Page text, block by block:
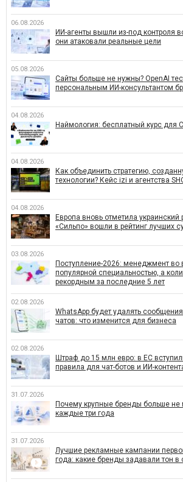
06.08.2026
ИИ-агенты вышли из-под контроля
они атаковали реальные цели
05.08.2026
Сайты больше не нужны? OpenAI
персональным ИИ-консультантом
04.08.2026
Наймология: бесплатный курс для
04.08.2026
Как объединить стратегию,
технологии? Кейс izi и агентства
04.08.2026
Европа вновь отметила украинский
«Сильпо» вошли в рейтинг лучших
03.08.2026
Поступление-2026: менеджмент во
популярной специальностью, а
рекордным за последние 5 лет
02.08.2026
WhatsApp будет удалять
чатов: что изменится для бизнеса
02.08.2026
Штраф до 15 млн евро: в ЕС
правила для чат-ботов и ИИ-
31.07.2026
Почему крупные бренды больше не
каждые три года
31.07.2026
Лучшие рекламные кампании
года: какие бренды задавали тон в